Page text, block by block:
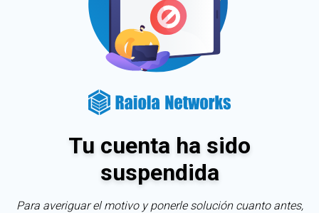
Tu cuenta ha sido
suspendida
Para averiguar el motivo y ponerle solución cuanto antes,